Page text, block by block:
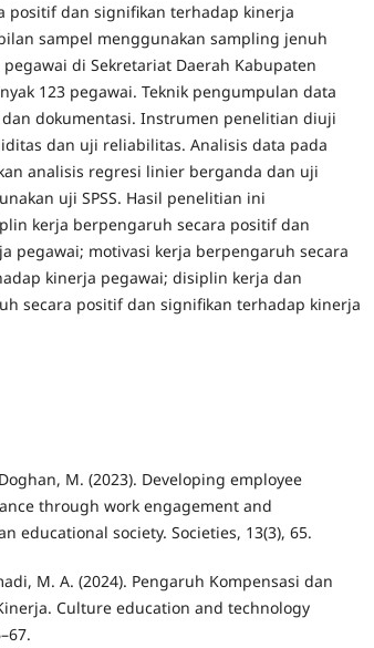
positif dan signifikan terhadap kinerja
sampel menggunakan sampling jenuh
di Sekretariat Daerah Kabupaten
123 pegawai. Teknik pengumpulan data
dokumentasi. Instrumen penelitian diuji
dan uji reliabilitas. Analisis data pada
analisis regresi linier berganda dan uji
uji SPSS. Hasil penelitian ini
kerja berpengaruh secara positif dan
pegawai; motivasi kerja berpengaruh secara
kinerja pegawai; disiplin kerja dan
secara positif dan signifikan terhadap kinerja
M. (2023). Developing employee
through work engagement and
educational society. Societies, 13(3), 65.
M. A. (2024). Pengaruh Kompensasi dan
Culture education and technology